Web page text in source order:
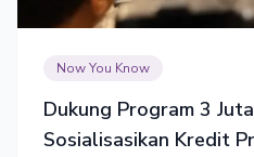
Now You Know
Dukung Program 3
Sosialisasikan Kredit